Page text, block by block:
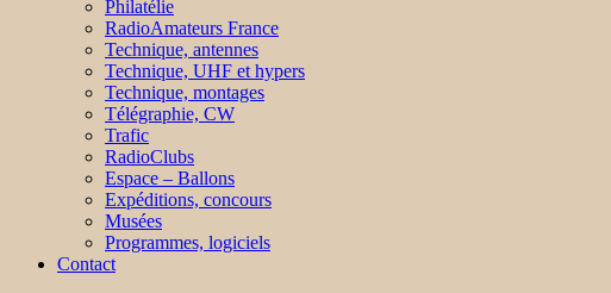
Philatélie
RadioAmateurs France
Technique, antennes
Technique, UHF et hypers
Technique, montages
Télégraphie, CW
Trafic
RadioClubs
Espace – Ballons
Expéditions, concours
Musées
Programmes, logiciels
Contact